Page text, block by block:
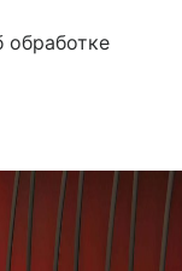
обработке